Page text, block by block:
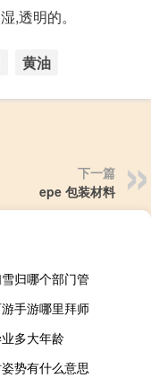
,透明的。
黄油
下一篇
epe 包装材料
归哪个部门管
手游哪里拜师
多大年龄
势有什么意思